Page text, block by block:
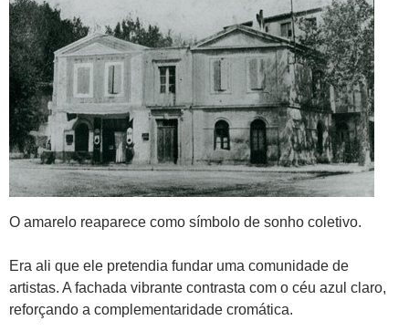
O amarelo reaparece como símbolo de sonho coletivo.
Era ali que ele pretendia fundar uma comunidade de
artistas. A fachada vibrante contrasta com o céu azul claro,
reforçando a complementaridade cromática.